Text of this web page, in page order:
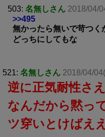
503: 名無しさん 2018/04/
>>495
無かったら無いで苛つく
どっちにしてもな
521: 名無しさん 2018/04/
逆に正気耐性さ
なんだから黙っ
ツ穿いとけばえ